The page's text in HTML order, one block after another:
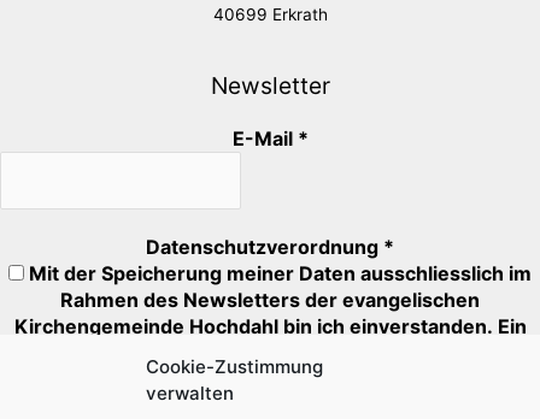
Cookie-Zustimmung
verwalten
40699 Erkrath
Newsletter
E-Mail *
Datenschutzverordnung *
Mit der Speicherung meiner Daten ausschliesslich im
Rahmen des Newsletters der evangelischen
Kirchengemeinde Hochdahl bin ich einverstanden. Ein
Abmeldung ist jederzeit möglich.
Mit * markierte Felder müssen ausgefüllt oder angehakt